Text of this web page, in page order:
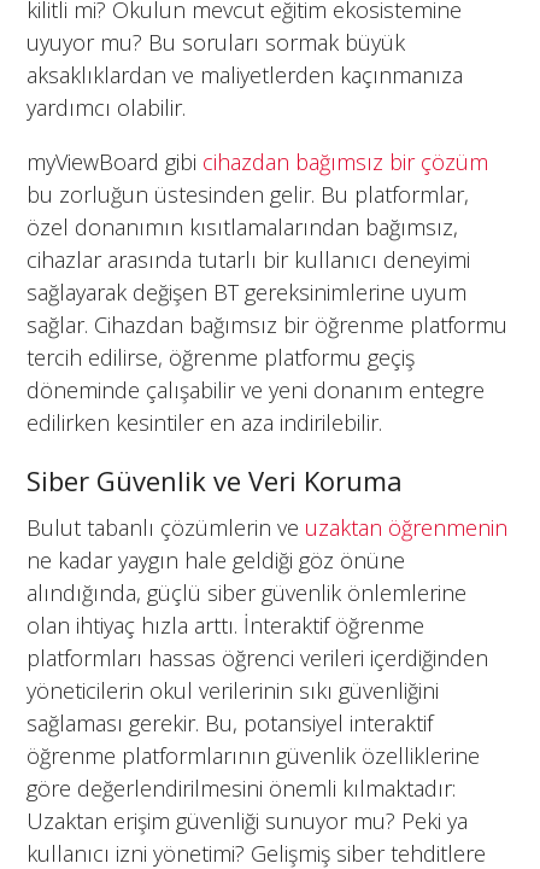
kilitli mi? Okulun mevcut eğitim ekosistemine
uyuyor mu? Bu soruları sormak büyük
aksaklıklardan ve maliyetlerden kaçınmanıza
yardımcı olabilir.
myViewBoard gibi cihazdan bağımsız bir çözüm
bu zorluğun üstesinden gelir. Bu platformlar,
özel donanımın kısıtlamalarından bağımsız,
cihazlar arasında tutarlı bir kullanıcı deneyimi
sağlayarak değişen BT gereksinimlerine uyum
sağlar. Cihazdan bağımsız bir öğrenme platformu
tercih edilirse, öğrenme platformu geçiş
döneminde çalışabilir ve yeni donanım entegre
edilirken kesintiler en aza indirilebilir.
Siber Güvenlik ve Veri Koruma
Bulut tabanlı çözümlerin ve uzaktan öğrenmenin
ne kadar yaygın hale geldiği göz önüne
alındığında, güçlü siber güvenlik önlemlerine
olan ihtiyaç hızla arttı. İnteraktif öğrenme
platformları hassas öğrenci verileri içerdiğinden
yöneticilerin okul verilerinin sıkı güvenliğini
sağlaması gerekir. Bu, potansiyel interaktif
öğrenme platformlarının güvenlik özelliklerine
göre değerlendirilmesini önemli kılmaktadır:
Uzaktan erişim güvenliği sunuyor mu? Peki ya
kullanıcı izni yönetimi? Gelişmiş siber tehditlere